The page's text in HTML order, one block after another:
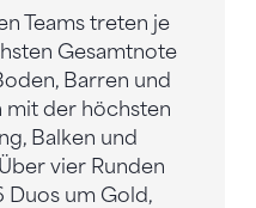
Teams treten je
Gesamtnote
Barren und
mit der höchsten
Balken und
vier Runden
Duos um Gold,